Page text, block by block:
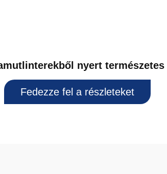
nyert
Fedezze fel a részleteket